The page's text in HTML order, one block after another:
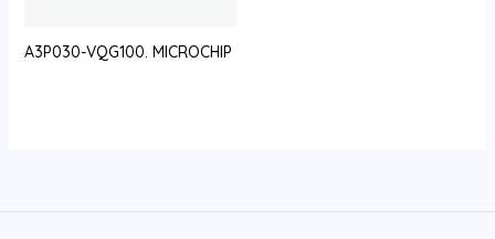
A3P030-VQG100. MICROCHIP